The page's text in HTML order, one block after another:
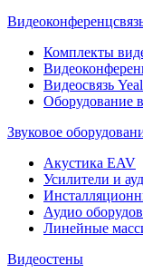
Комплекты
Видеосвязь
Оборудование
Звуковое
Акустика EAV
Усилители и
Аудио
Линейные
Видеостены